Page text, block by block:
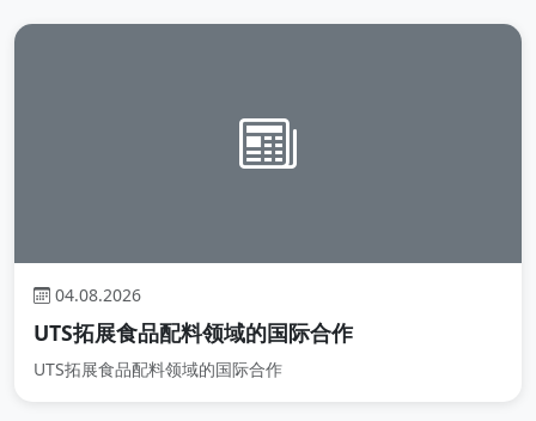
04.08.2026
UTS拓展食品配料领域的国际合作
UTS拓展食品配料领域的国际合作